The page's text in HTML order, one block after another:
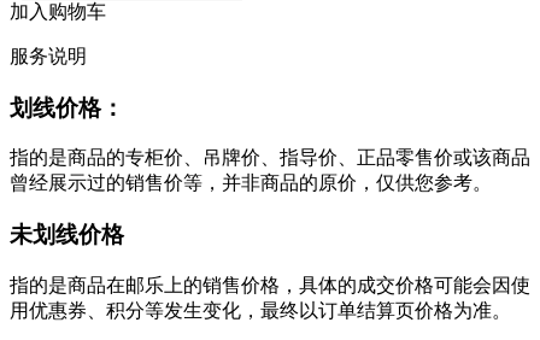
加入购物车
服务说明
划线价格：
指的是商品的专柜价、吊牌价、指导价、正品零售价或该商品
曾经展示过的销售价等，并非商品的原价，仅供您参考。
未划线价格
指的是商品在邮乐上的销售价格，具体的成交价格可能会因使
用优惠券、积分等发生变化，最终以订单结算页价格为准。